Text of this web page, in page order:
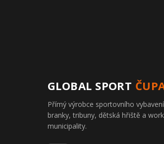
GLOBAL SPORT
Přímý výrobce sportovního
branky, tribuny, dětská hřiště a
municipality.